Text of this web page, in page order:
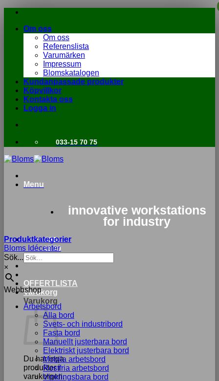
Skip
contentOm oss
Om oss
Referenslista
Varumärken
Impressum
Blomskatalogen
Kundanpassade produkter
Köpvillkor
Kontakta oss
Logga in
033-15 70 75
Menu
innovative workstations
for industry
033-
15 70
OFFERTLISTA
Varukorg
Varukorg
Du har inga
produkter i
varukorgen.
Produktkategorier
Bloms Idécenter
Sök...
×
Webbshop
Arbetsbord
Alla bord
Svets- och industribord
Fasta bord
Manuellt justerbara bord
Elektriskt justerbara bord
Mobila arbetsbord
Rostfria arbetsbord
Vinklingsbara bord